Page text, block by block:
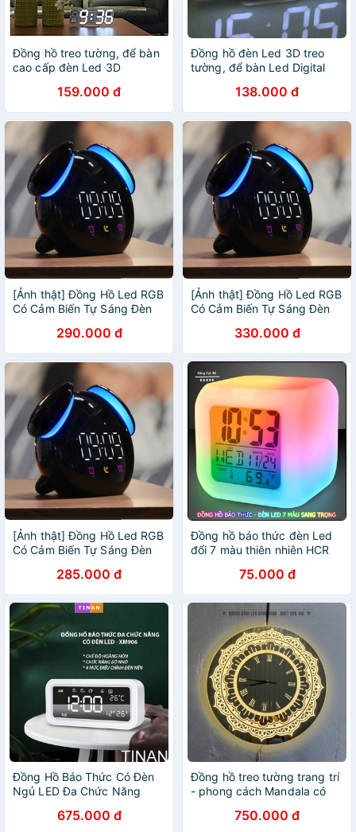
Đồng hồ treo tường, để bàn
cao cấp đèn Led 3D
159.000 đ
Đồng hồ đèn Led 3D treo
tường, để bàn Led Digital
138.000 đ
[Ảnh thật] Đồng Hồ Led RGB
Có Cảm Biến Tự Sáng Đèn
290.000 đ
[Ảnh thật] Đồng Hồ Led RGB
Có Cảm Biến Tự Sáng Đèn
330.000 đ
[Ảnh thật] Đồng Hồ Led RGB
Có Cảm Biến Tự Sáng Đèn
285.000 đ
Đồng hồ báo thức đèn Led
đổi 7 màu thiên nhiên HCR
75.000 đ
Đồng Hồ Báo Thức Có Đèn
Ngủ LED Đa Chức Năng
675.000 đ
Đồng hồ treo tường trang trí
- phong cách Mandala có
750.000 đ